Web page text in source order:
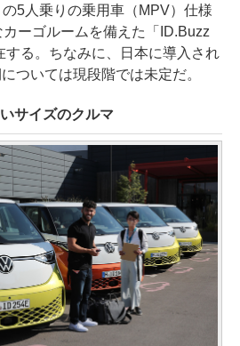
5人乗りの乗用車（MPV）仕様
ーゴルームを備えた「ID.Buzz
する。ちなみに、日本に導入され
ついては現段階では未定だ。
サイズのクルマ